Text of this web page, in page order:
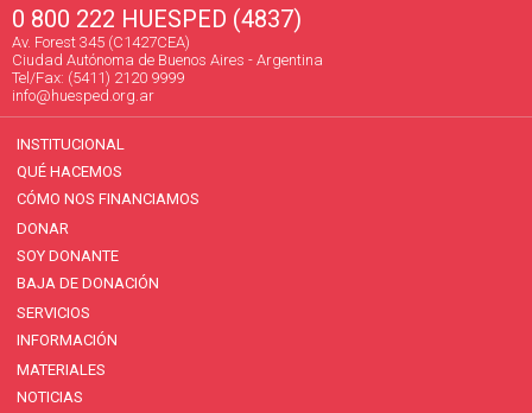
0 800 222 HUESPED (4837)
Av. Forest 345 (C1427CEA)
Ciudad Autónoma de Buenos Aires - Argentina
Tel/Fax: (5411) 2120 9999
info@huesped.org.ar
INSTITUCIONAL
QUÉ HACEMOS
CÓMO NOS FINANCIAMOS
DONAR
SOY DONANTE
BAJA DE DONACIÓN
SERVICIOS
INFORMACIÓN
MATERIALES
NOTICIAS